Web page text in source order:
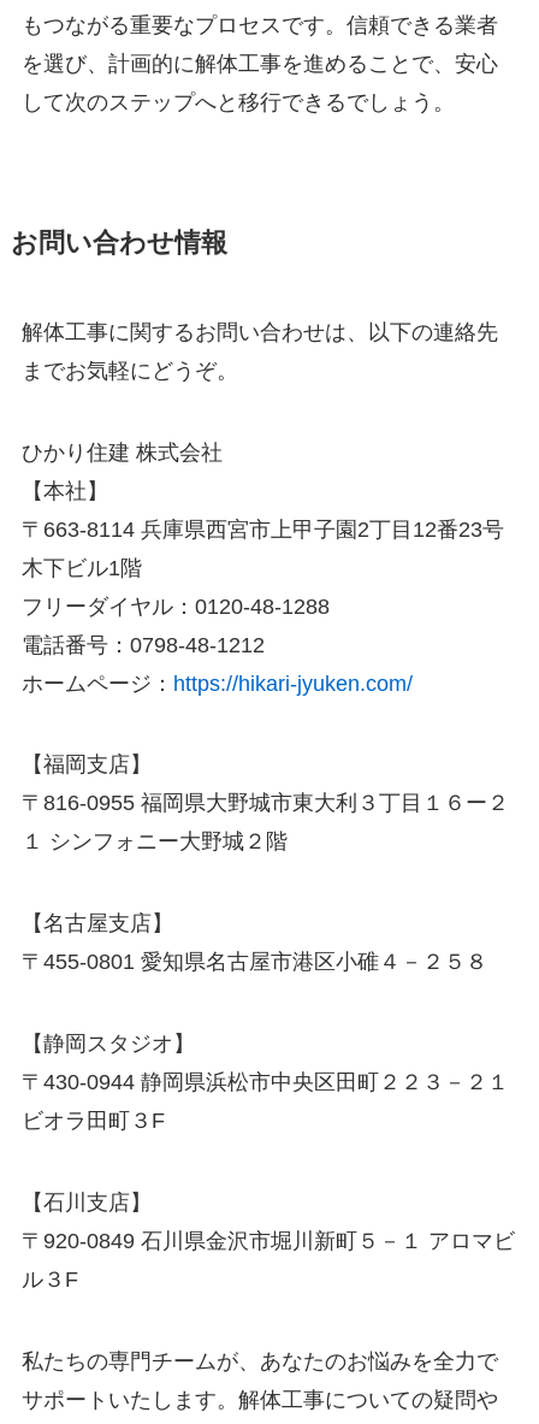
もつながる重要なプロセスです。信頼できる業者
を選び、計画的に解体工事を進めることで、安心
して次のステップへと移行できるでしょう。
お問い合わせ情報
解体工事に関するお問い合わせは、以下の連絡先
までお気軽にどうぞ。
ひかり住建 株式会社
【本社】
〒663-8114 兵庫県西宮市上甲子園2丁目12番23号
木下ビル1階
フリーダイヤル：0120-48-1288
電話番号：0798-48-1212
ホームページ： https://hikari-jyuken.com/
【福岡支店】
〒816-0955 福岡県大野城市東大利３丁目１６ー２
１ シンフォニー大野城２階
【名古屋支店】
〒455-0801 愛知県名古屋市港区小碓４－２５８
【静岡スタジオ】
〒430-0944 静岡県浜松市中央区田町２２３－２１
ビオラ田町３F
【石川支店】
〒920-0849 石川県金沢市堀川新町５－１ アロマビ
ル３F
私たちの専門チームが、あなたのお悩みを全力で
サポートいたします。解体工事についての疑問や